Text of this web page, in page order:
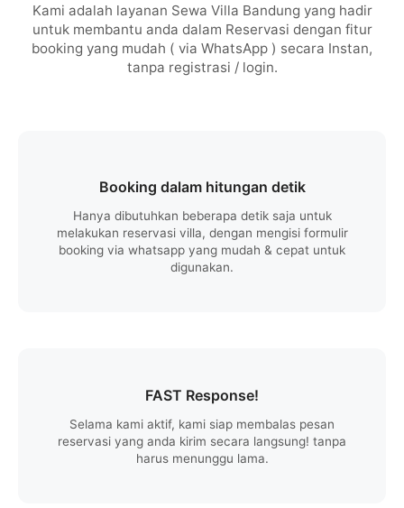
Kami adalah layanan Sewa Villa Bandung yang hadir
untuk membantu anda dalam Reservasi dengan fitur
booking yang mudah ( via WhatsApp ) secara Instan,
tanpa registrasi / login.
Booking dalam hitungan detik
Hanya dibutuhkan beberapa detik saja untuk
melakukan reservasi villa, dengan mengisi formulir
booking via whatsapp yang mudah & cepat untuk
digunakan.
FAST Response!
Selama kami aktif, kami siap membalas pesan
reservasi yang anda kirim secara langsung! tanpa
harus menunggu lama.